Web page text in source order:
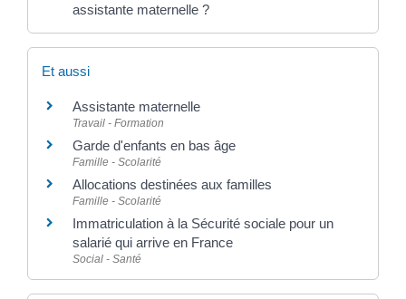
assistante maternelle ?
Et aussi
Assistante maternelle
Travail - Formation
Garde d'enfants en bas âge
Famille - Scolarité
Allocations destinées aux familles
Famille - Scolarité
Immatriculation à la Sécurité sociale pour un
salarié qui arrive en France
Social - Santé